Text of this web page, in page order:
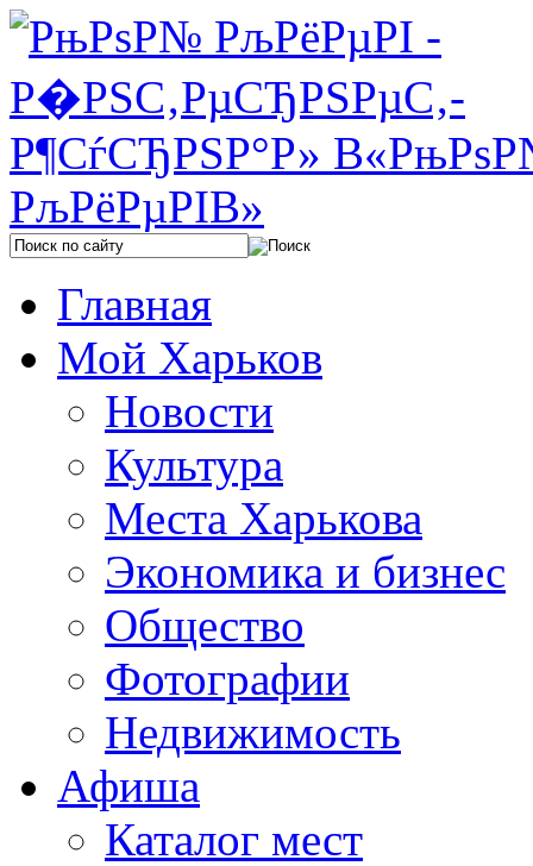
Главная
Мой Харьков
Новости
Культура
Места Харькова
Экономика и бизнес
Общество
Фотографии
Недвижимость
Афиша
Каталог мест